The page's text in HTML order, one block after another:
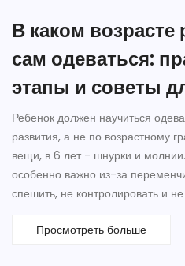
В каком возрасте
сам одеваться:
этапы и советы
Ребенок должен научиться
развития, а не по возрастному
вещи, в 6 лет - шнурки и
особенно важно из-за
спешить, не контролировать и
Просмотреть больше